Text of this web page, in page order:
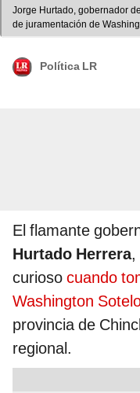
Jorge Hurtado, gobernador
de juramentación de
Política LR
El flamante
Hurtado Herrera,
curioso cuando
Washington
provincia de
regional.